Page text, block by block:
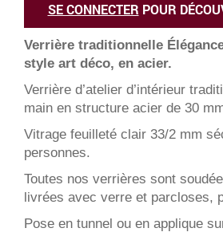
SE CONNECTER POUR
Verrière traditionnelle
style art déco, en acier.
Verrière d’atelier d’intérieur
main en structure acier de 30
Vitrage feuilleté clair 33/2 mm
personnes.
Toutes nos verrières sont
livrées avec verre et parcloses,
Pose en tunnel ou en applique